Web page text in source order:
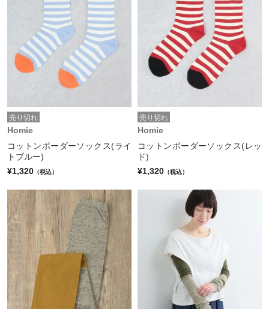
売り切れ
Homie
コットンボーダーソックス(ライ
トブルー)
¥1,320 （税込）
売り切れ
Homie
コットンボーダーソックス(レッ
ド)
¥1,320 （税込）